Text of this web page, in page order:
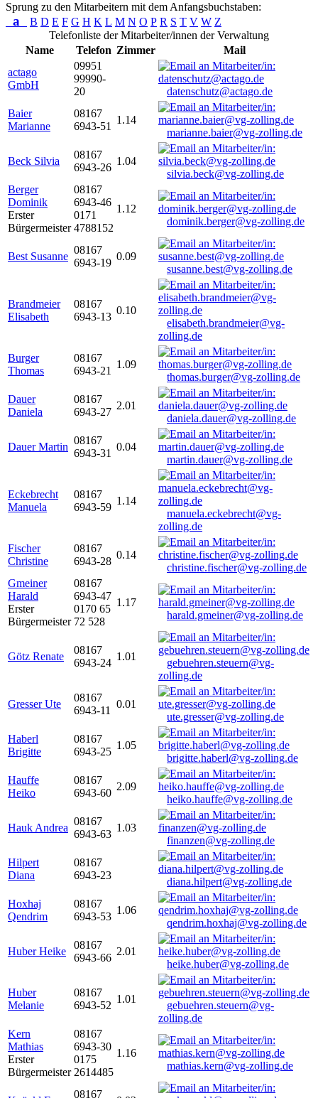
Sprung zu den Mitarbeitern mit dem Anfangsbuchstaben:
a B D E F G H K L M N O P R S T V W Z
Telefonliste der Mitarbeiter/innen der Verwaltung
Name
Telefon Zimmer
Mail
actago
GmbH
09951
99990-
20
datenschutz@actago.de
Baier
Marianne
08167
6943-51
1.14
marianne.baier@vg-zolling.de
Beck Silvia
08167
6943-26
1.04
silvia.beck@vg-zolling.de
Berger
Dominik
Erster
Bürgermeister
08167
6943-46
0171
4788152
1.12
dominik.berger@vg-zolling.de
Best Susanne
08167
6943-19
0.09
susanne.best@vg-zolling.de
Brandmeier
Elisabeth
08167
6943-13
0.10
elisabeth.brandmeier@vg-
zolling.de
Burger
Thomas
08167
6943-21
1.09
thomas.burger@vg-zolling.de
Dauer
Daniela
08167
6943-27
2.01
daniela.dauer@vg-zolling.de
Dauer Martin
08167
6943-31
0.04
martin.dauer@vg-zolling.de
Eckebrecht
Manuela
08167
6943-59
1.14
manuela.eckebrecht@vg-
zolling.de
Fischer
Christine
08167
6943-28
0.14
christine.fischer@vg-zolling.de
Gmeiner
Harald
Erster
Bürgermeister
08167
6943-47
0170 65
72 528
1.17
harald.gmeiner@vg-zolling.de
Götz Renate
08167
6943-24
1.01
gebuehren.steuern@vg-
zolling.de
Gresser Ute
08167
6943-11
0.01
ute.gresser@vg-zolling.de
Haberl
Brigitte
08167
6943-25
1.05
brigitte.haberl@vg-zolling.de
Hauffe
Heiko
08167
6943-60
2.09
heiko.hauffe@vg-zolling.de
Hauk Andrea
08167
6943-63
1.03
finanzen@vg-zolling.de
Hilpert
Diana
08167
6943-23
diana.hilpert@vg-zolling.de
Hoxhaj
Qendrim
08167
6943-53
1.06
qendrim.hoxhaj@vg-zolling.de
Huber Heike
08167
6943-66
2.01
heike.huber@vg-zolling.de
Huber
Melanie
08167
6943-52
1.01
gebuehren.steuern@vg-
zolling.de
Kern
Mathias
Erster
Bürgermeister
08167
6943-30
0175
2614485
1.16
mathias.kern@vg-zolling.de
08167